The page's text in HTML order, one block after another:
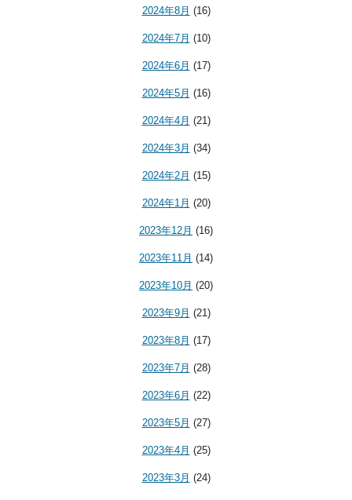
2024年8月 (16)
2024年7月 (10)
2024年6月 (17)
2024年5月 (16)
2024年4月 (21)
2024年3月 (34)
2024年2月 (15)
2024年1月 (20)
2023年12月 (16)
2023年11月 (14)
2023年10月 (20)
2023年9月 (21)
2023年8月 (17)
2023年7月 (28)
2023年6月 (22)
2023年5月 (27)
2023年4月 (25)
2023年3月 (24)